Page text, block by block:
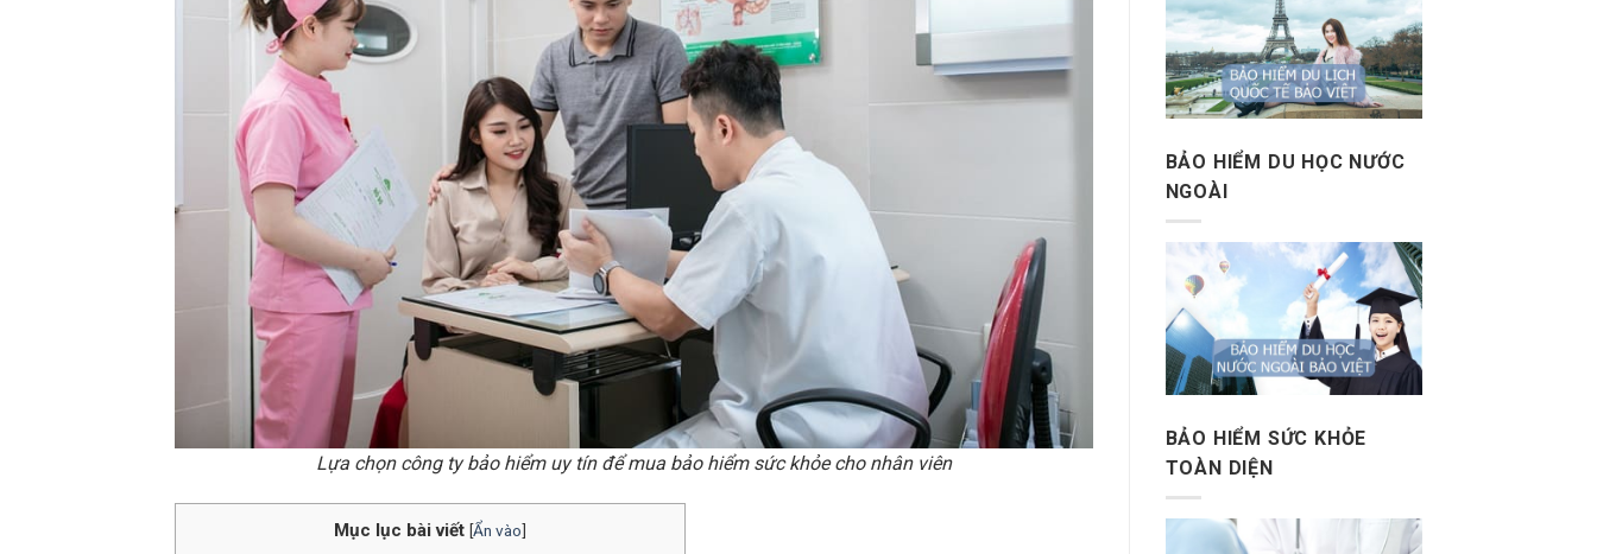
Lựa chọn công ty bảo hiểm uy tín để mua bảo hiểm sức khỏe cho nhân viên
Mục lục bài viết [Ẩn vào]
BẢO HIỂM DU HỌC NƯỚC
NGOÀI
BẢO HIỂM SỨC KHỎE
TOÀN DIỆN